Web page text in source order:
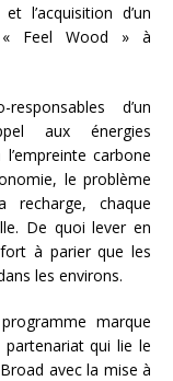
l’acquisition d’un
« Feel Wood » à
d’un
aux énergies
carbone
le problème
recharge, chaque
De quoi lever en
à parier que les
les environs.
marque
qui lie le
avec la mise à